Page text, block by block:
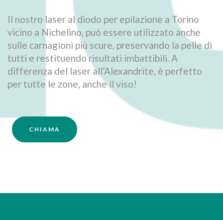
Il nostro laser al diodo per epilazione a Torino
vicino a Nichelino, può essere utilizzato anche
sulle carnagioni più scure, preservando la pelle di
tutti e restituendo risultati imbattibili. A
differenza del laser all’Alexandrite, è perfetto
per tutte le zone, anche il viso!
CHIAMA